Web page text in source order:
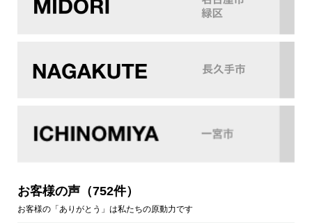
お客様の声（752件）
お客様の「ありがとう」は私たちの原動力です